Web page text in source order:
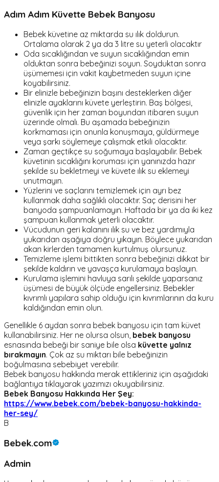
Adım Adım Küvette Bebek Banyosu
Bebek küvetine az miktarda su ılık doldurun.
Ortalama olarak 2 ya da 3 litre su yeterli olacaktır
Oda sıcaklığından ve suyun sıcaklığından emin
olduktan sonra bebeğinizi soyun. Soyduktan sonra
üşümemesi için vakit kaybetmeden suyun içine
koyabilirsiniz.
Bir elinizle bebeğinizin başını desteklerken diğer
elinizle ayaklarını küvete yerleştirin. Baş bölgesi,
güvenlik için her zaman boyundan itibaren suyun
üzerinde olmalı. Bu aşamada bebeğinizin
korkmaması için onunla konuşmaya, güldürmeye
veya şarkı söylemeye çalışmak etkili olacaktır.
Zaman geçtikçe su soğumaya başlayabilir. Bebek
küvetinin sıcaklığını koruması için yanınızda hazır
şekilde su bekletmeyi ve küvete ılık su eklemeyi
unutmayın.
Yüzlerini ve saçlarını temizlemek için ayrı bez
kullanmak daha sağlıklı olacaktır. Saç derisini her
banyoda şampuanlamayın. Haftada bir ya da iki kez
şampuan kullanmak yeterli olacaktır.
Vücudunun geri kalanını ılık su ve bez yardımıyla
yukarıdan aşağıya doğru yıkayın. Böylece yukarıdan
akan kirlerden tamamen kurtulmuş olursunuz.
Temizleme işlemi bittikten sonra bebeğinizi dikkat bir
şekilde kaldırın ve yavaşça kurulamaya başlayın.
Kurulama işlemini havluya sarılı şekilde yaparsanız
üşümesi de büyük ölçüde engellersiniz. Bebekler
kıvrımlı yapılara sahip olduğu için kıvrımlarının da kuru
kaldığından emin olun.
Genellikle 6 aydan sonra bebek banyosu için tam küvet
kullanabilirsiniz. Her ne olursa olsun, bebek banyosu
esnasında bebeği bir saniye bile olsa küvette yalnız
bırakmayın. Çok az su miktarı bile bebeğinizin
boğulmasına sebebiyet verebilir.
Bebek banyosu hakkında merak ettikleriniz için aşağıdaki
bağlantıya tıklayarak yazımızı okuyabilirsiniz.
Bebek Banyosu Hakkında Her Şey:
https://www.bebek.com/bebek-banyosu-hakkinda-
her-sey/
B
Bebek.com
Admin